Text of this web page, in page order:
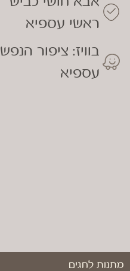
ראשי עספיא
בוויז: ציפור הנפש
עספיא
מתנות לחגים